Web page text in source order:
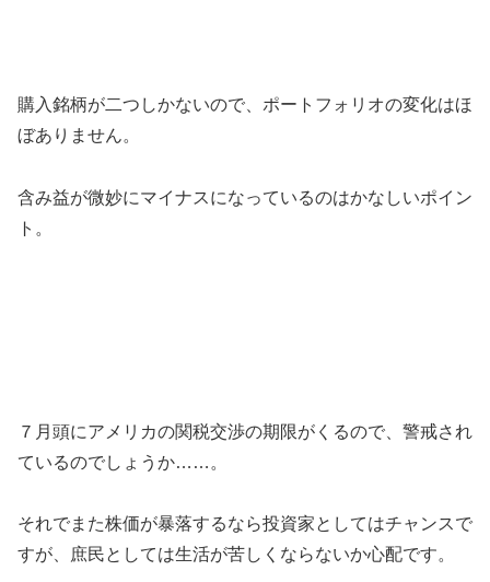
購入銘柄が二つしかないので、ポートフォリオの変化はほ
ぼありません。
含み益が微妙にマイナスになっているのはかなしいポイン
ト。
７月頭にアメリカの関税交渉の期限がくるので、警戒され
ているのでしょうか……。
それでまた株価が暴落するなら投資家としてはチャンスで
すが、庶民としては生活が苦しくならないか心配です。